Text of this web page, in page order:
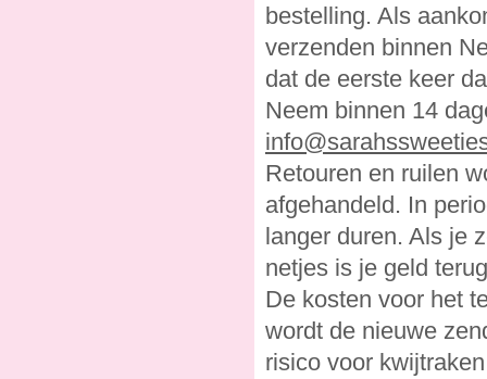
bestelling. Als
verzenden binnen
dat de eerste keer
Neem binnen 14
Retouren en ruilen
afgehandeld. In
langer duren. Als je
netjes is je geld
De kosten voor het
wordt de nieuwe
risico voor